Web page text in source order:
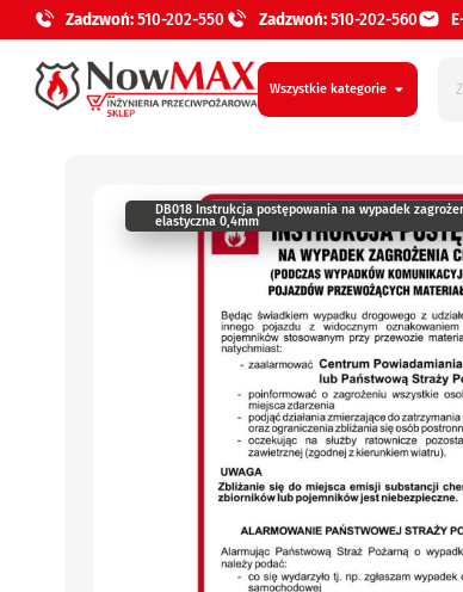
Zadzwoń:510-202-550 Zadzwoń:510-202-560
Wszystkie kategorie
DB018 Instrukcja postępowania na wypadek
elastyczna 0,4mm